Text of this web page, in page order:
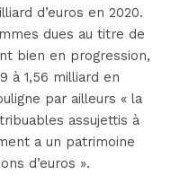
d’euros en 2020.
dues au titre de
bien en progression,
à 1,56 milliard en
par ailleurs « la
assujettis à
a un patrimoine
d’euros ».